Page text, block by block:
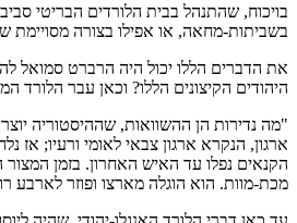
בויכוח, שהתנהל בבית הלורדים הבריטי
בשביתות-מחאה, או אפילו בצורה מסויימת
את הדברים הללו יכול היה הרברט סמואל
היהודים הקיצונים הללו? וכאן עבר
"מה נדירות הן ההשוואות, שההיסטוריה
ארגון, הנקרא ארגון צבאי לאומי ורעיו;
הקנאים נפלו עד האיש האחרון. בזמן
מכת-מוות. הוא הוגלה מארצו ופוזר לארבע